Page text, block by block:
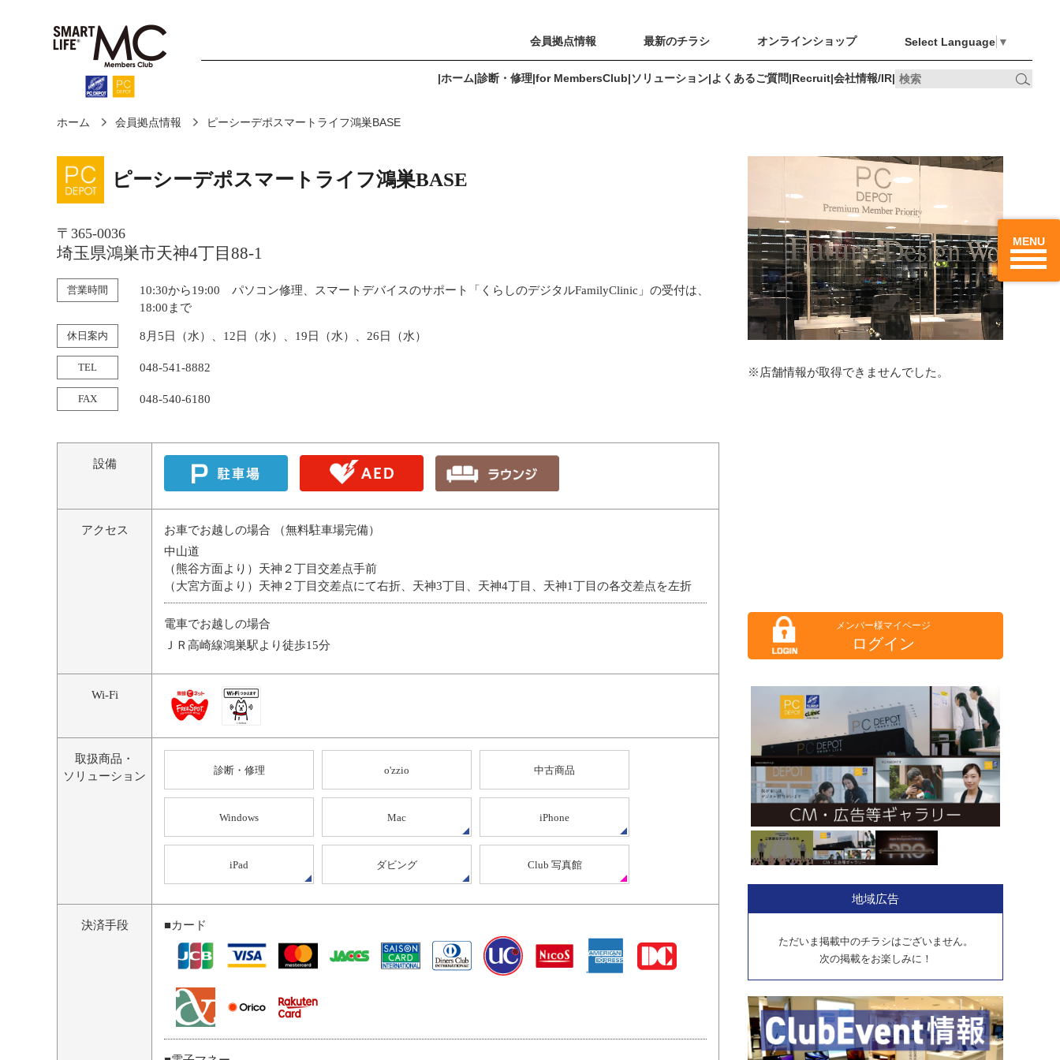
会員拠点情報 最新のチラシ オンラインショップ Select Language ▼
|ホーム|診断・修理|for MembersClub|ソリューション|よくあるご質問|Recruit|会社情報/IR|
ホーム 診断・修理 for MembersClub
ホーム 会員拠点情報 ピーシーデポスマートライフ鴻巣BASE
※店舗情報が取得できませんでした。
ログイン
地域広告
ただいま掲載中のチラシはございません。
次の掲載をお楽しみに！
ピーシーデポスマートライフ鴻巣BASE
〒365-0036
埼玉県鴻巣市天神4丁目88-1
営業時間
10:30から19:00 パソコン修理、スマートデバイスのサポート「くらしのデジタルFamilyClinic」の受付は、
18:00まで
休日案内 8月5日（水）、12日（水）、19日（水）、26日（水）
TEL 048-541-8882
FAX 048-540-6180
設備
アクセス
お車でお越しの場合 （無料駐車場完備）
中山道
（熊谷方面より）天神２丁目交差点手前
（大宮方面より）天神２丁目交差点にて右折、天神3丁目、天神4丁目、天神1丁目の各交差点を左折
電車でお越しの場合
ＪＲ高崎線鴻巣駅より徒歩15分
Wi-Fi
取扱商品・
ソリューション
診断・修理 o'zzio 中古商品
Windows Mac iPhone
iPad ダビング Club 写真館
決済手段 ■カード